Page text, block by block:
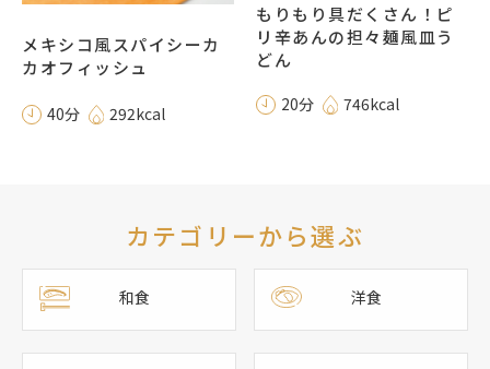
メキシコ風スパイシーカ
カオフィッシュ
40分 292kcal
もりもり具だくさん！ピ
リ辛あんの担々麺風皿う
どん
20分 746kcal
カテゴリーから選ぶ
和食 洋食